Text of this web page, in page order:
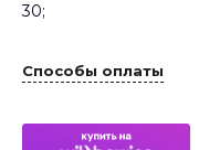
30;
Способы оплаты